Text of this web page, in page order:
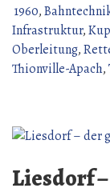
1960,
Infrastruktur,
Oberleitung,
Thionville-Apach,
Liesdorf